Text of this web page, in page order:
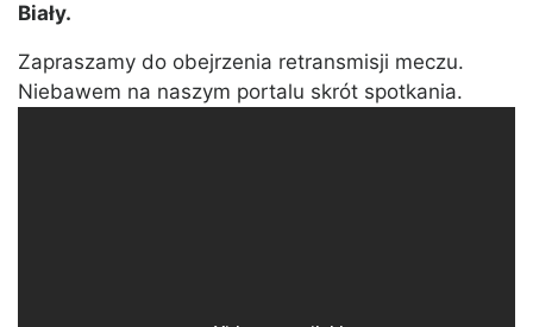
Biały.
Zapraszamy do obejrzenia retransmisji meczu.
Niebawem na naszym portalu skrót spotkania.